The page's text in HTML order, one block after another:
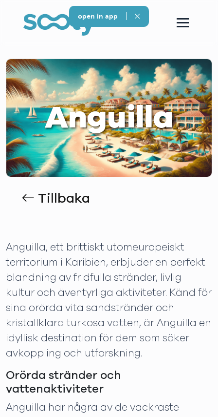
Anguilla
Tillbaka
Anguilla, ett brittiskt utomeuropeiskt
territorium i Karibien, erbjuder en perfekt
blandning av fridfulla stränder, livlig
kultur och äventyrliga aktiviteter. Känd för
sina orörda vita sandstränder och
kristallklara turkosa vatten, är Anguilla en
idyllisk destination för dem som söker
avkoppling och utforskning.
Orörda stränder och
vattenaktiviteter
Anguilla har några av de vackraste
open in app